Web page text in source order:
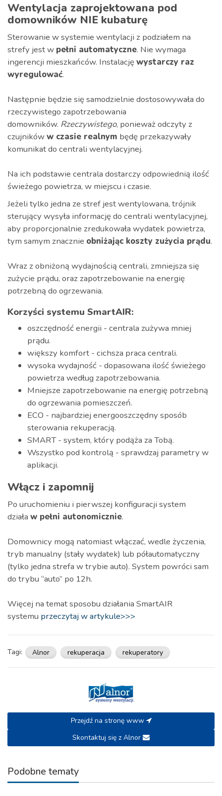
Wentylacja zaprojektowana pod
domowników NIE kubaturę
Sterowanie w systemie wentylacji z podziałem na
strefy jest w pełni automatyczne. Nie wymaga
ingerencji mieszkańców. Instalacjęwystarczy raz
wyregulować.
Następnie będzie się samodzielnie dostosowywała do
rzeczywistego zapotrzebowania
domowników. Rzeczywistego, ponieważ odczyty z
czujnikóww czasie realnym będę przekazywały
komunikat do centrali wentylacyjnej.
Na ich podstawie centrala dostarczy odpowiednią ilość
świeżego powietrza, w miejscu i czasie.
Jeżeli tylko jedna ze stref jest wentylowana, trójnik
sterujący wysyła informację do centrali wentylacyjnej,
aby proporcjonalnie zredukowała wydatek powietrza,
tym samym znacznie obniżając koszty zużycia prądu.
Wraz z obniżoną wydajnością centrali, zmniejsza się
zużycie prądu, oraz zapotrzebowanie na energię
potrzebną do ogrzewania.
Korzyści systemu SmartAIR:
oszczędność energii - centrala zużywa mniej
prądu.
większy komfort - cichsza praca centrali.
wysoka wydajność - dopasowana ilość świeżego
powietrza według zapotrzebowania.
Mniejsze zapotrzebowanie na energię potrzebną
do ogrzewania pomieszczeń.
ECO - najbardziej energooszczędny sposób
sterowania rekuperacją.
SMART - system, który podąża za Tobą.
Wszystko pod kontrolą - sprawdzaj parametry w
aplikacji.
Włącz i zapomnij
Po uruchomieniu i pierwszej konfiguracji system
działa w pełni autonomicznie.
Domownicy mogą natomiast włączać, wedle życzenia,
tryb manualny (stały wydatek) lub półautomatyczny
(tylko jedna strefa w trybie auto). System powróci sam
do trybu “auto” po 12h.
Więcej na temat sposobu działania SmartAIR
systemu przeczytaj w artykule>>>
Tagi: Alnor rekuperacja rekuperatory
Przejdź na stronę www
Skontaktuj się z Alnor
Podobne tematy